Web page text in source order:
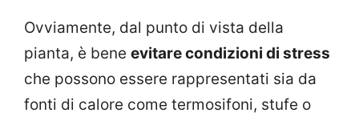
Ovviamente, dal punto di vista della
pianta, è bene evitare condizioni di stress
che possono essere rappresentati sia da
fonti di calore come termosifoni, stufe o